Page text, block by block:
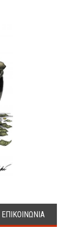
ΕΠΙΚΟΙΝΩΝΙΑ